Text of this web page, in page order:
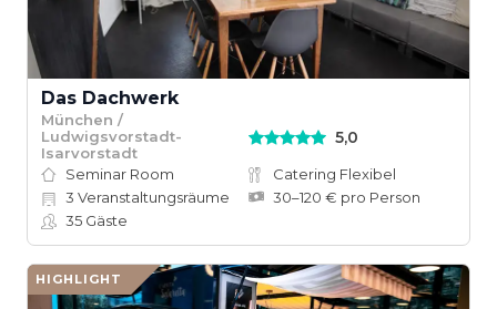
Das Dachwerk
München /
Ludwigsvorstadt-
Isarvorstadt
5,0
Seminar Room
Catering Flexibel
3 Veranstaltungsräume
30–120 € pro Person
35 Gäste
HIGHLIGHT